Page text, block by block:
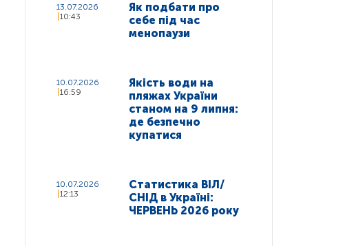
13.07.2026
10:43
Як подбати про
себе під час
менопаузи
10.07.2026
16:59
Якість води на
пляжах України
станом на 9 липня:
де безпечно
купатися
10.07.2026
12:13
Статистика ВІЛ/
СНІД в Україні:
ЧЕРВЕНЬ 2026 року